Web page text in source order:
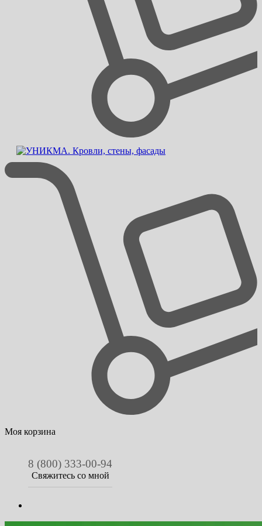
Моя корзина
8 (800) 333-00-94
Свяжитесь со мной